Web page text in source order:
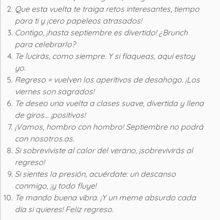
Que esta vuelta te traiga retos interesantes, tiempo
para ti y ¡cero papeleos atrasados!
Contigo, ¡hasta septiembre es divertido! ¿Brunch
para celebrarlo?
Te lucirás, como siempre. Y si flaqueas, aquí estoy
yo.
Regreso = vuelven los aperitivos de desahogo. ¡Los
viernes son sagrados!
Te deseo una vuelta a clases suave, divertida y llena
de giros… ¡positivos!
¡Vamos, hombro con hombro! Septiembre no podrá
con nosotros.as.
Si sobreviviste al calor del verano, ¡sobrevivirás al
regreso!
Si sientes la presión, acuérdate: un descanso
conmigo, ¡y todo fluye!
Te mando buena vibra. ¡Y un meme absurdo cada
día si quieres! Feliz regreso.